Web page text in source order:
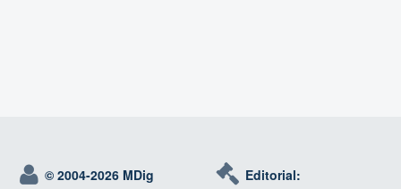
© 2004-2026 MDig
Editorial: